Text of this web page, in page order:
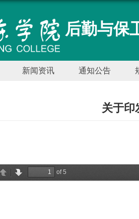
后勤与保
新闻资讯 通知公告
关于印